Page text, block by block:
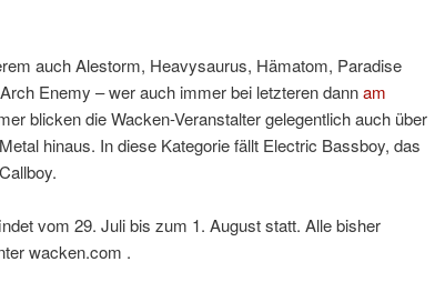
auch Alestorm, Heavysaurus, Hämatom, Paradise
Enemy – wer auch immer bei letzteren dannam
blicken die Wacken-Veranstalter gelegentlich auch über
hinaus. In diese Kategorie fällt Electric Bassboy, das
vom 29. Juli bis zum 1. August statt. Alle bisher
wacken.com .